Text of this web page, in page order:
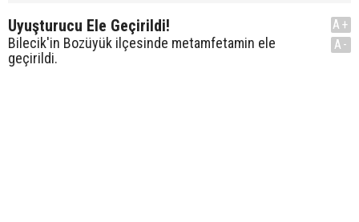
Uyuşturucu Ele Geçirildi!
Bilecik'in Bozüyük ilçesinde metamfetamin ele
geçirildi.
A+
A-